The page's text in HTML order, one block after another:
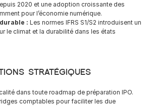
2020 et une adoption croissante des
pour l’économie numérique.
: Les normes IFRS S1/S2 introduisent un
le climat et la durabilité dans les états
stratégiques
dans toute roadmap de préparation IPO.
comptables pour faciliter les due